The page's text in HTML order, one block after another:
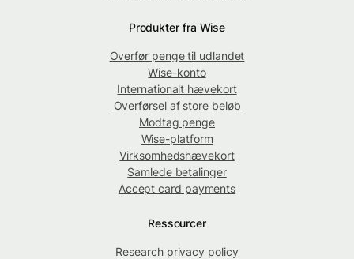
Produkter fra Wise
Overfør penge til udlandet
Wise-konto
Internationalt hævekort
Overførsel af store beløb
Modtag penge
Wise-platform
Virksomhedshævekort
Samlede betalinger
Accept card payments
Ressourcer
Research privacy policy